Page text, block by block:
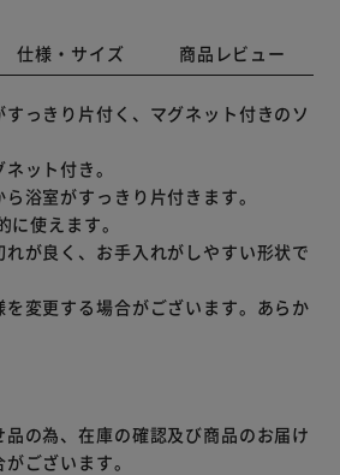
仕様・サイズ 商品レビュー
っきり片付く、マグネット付きのソ
ット付き。
浴室がすっきり片付きます。
使えます。
が良く、お手入れがしやすい形状で
変更する場合がございます。あらか
の為、在庫の確認及び商品のお届け
ございます。